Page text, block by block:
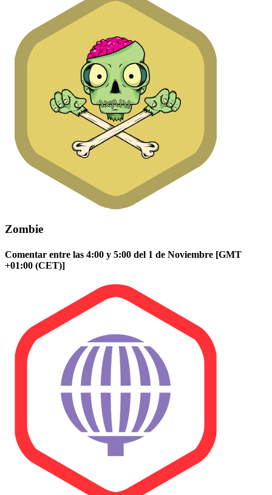
Zombie
Comentar entre las 4:00 y 5:00 del 1 de Noviembre [GMT
+01:00 (CET)]